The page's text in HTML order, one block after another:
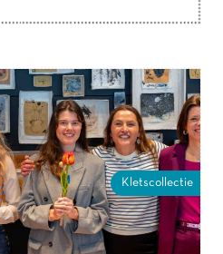
Kletscollectie